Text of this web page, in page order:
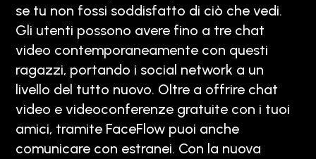
se tu non fossi soddisfatto di ciò che vedi.
Gli utenti possono avere fino a tre chat
video contemporaneamente con questi
ragazzi, portando i social network a un
livello del tutto nuovo. Oltre a offrire chat
video e videoconferenze gratuite con i tuoi
amici, tramite FaceFlow puoi anche
comunicare con estranei. Con la nuova